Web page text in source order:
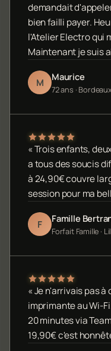
demandait
bien failli payer.
l'Atelier Electro qui
Maintenant je suis
M Maurice
72 ans ·
« Trois enfants,
a tous des soucis
à 24,90€ couvre
session pour ma
F Famille
Forfait Famille ·
« Je n'arrivais pas
imprimante au Wi-
20 minutes via
19,90€ c'est